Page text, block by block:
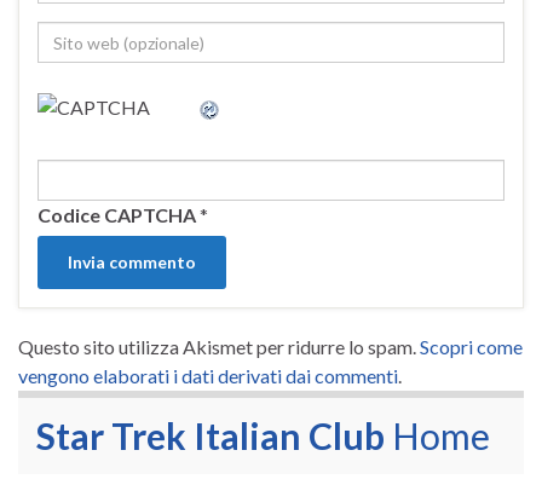
Codice CAPTCHA*
Questo sito utilizza Akismet per ridurre lo spam.Scopri come
vengono elaborati i dati derivati dai commenti.
Star Trek Italian Club Home